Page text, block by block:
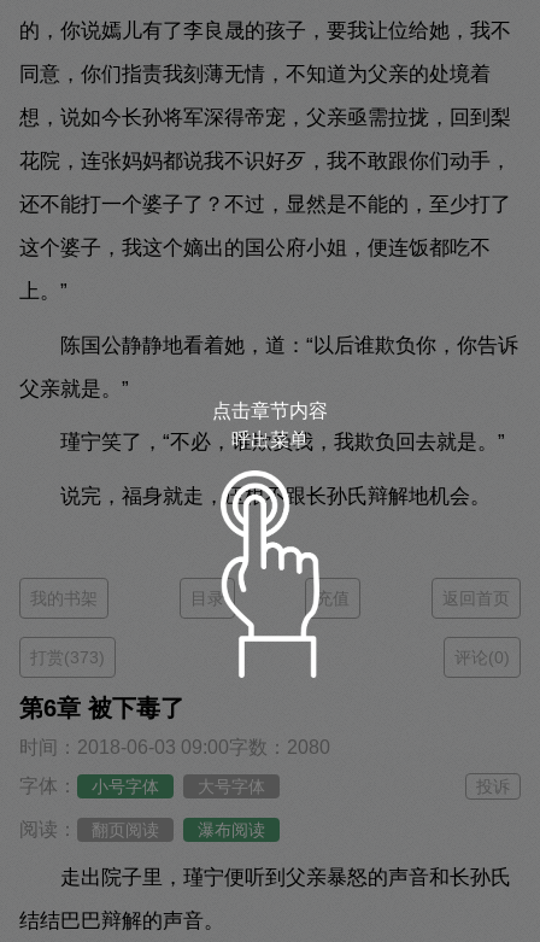
的，你说嫣儿有了李良晟的孩子，要我让位给她，我不
同意，你们指责我刻薄无情，不知道为父亲的处境着
想，说如今长孙将军深得帝宠，父亲亟需拉拢，回到梨
花院，连张妈妈都说我不识好歹，我不敢跟你们动手，
还不能打一个婆子了？不过，显然是不能的，至少打了
这个婆子，我这个嫡出的国公府小姐，便连饭都吃不
上。”
陈国公静静地看着她，道：“以后谁欺负你，你告诉
父亲就是。”
瑾宁笑了，“不必，谁欺负我，我欺负回去就是。”
说完，福身就走，压根不跟长孙氏辩解地机会。
我的书架 目录 充值 返回首页
打赏(373) 评论(0)
第6章 被下毒了
时间：2018-06-03 09:00字数：2080
字体：
小号字体 大号字体 投诉
阅读： 翻页阅读 瀑布阅读
走出院子里，瑾宁便听到父亲暴怒的声音和长孙氏
结结巴巴辩解的声音。
点击章节内容
呼出菜单